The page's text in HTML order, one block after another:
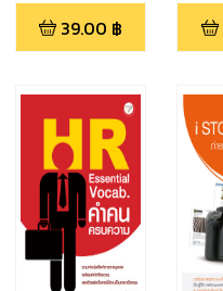
พงศ์ กำลังเอก
39.00 ฿